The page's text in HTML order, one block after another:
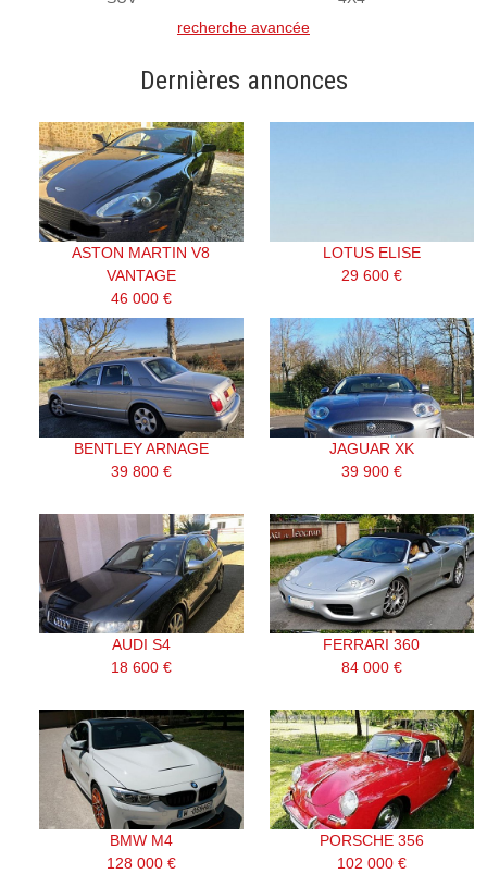
recherche avancée
Dernières annonces
ASTON MARTIN V8
VANTAGE
46 000 €
LOTUS ELISE
29 600 €
BENTLEY ARNAGE
39 800 €
JAGUAR XK
39 900 €
AUDI S4
18 600 €
FERRARI 360
84 000 €
BMW M4
128 000 €
PORSCHE 356
102 000 €